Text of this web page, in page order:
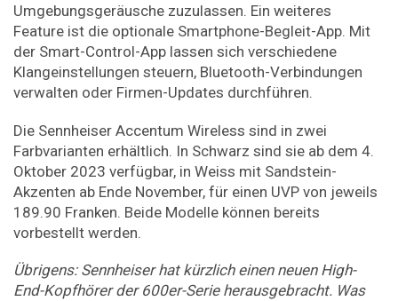
Umgebungsgeräusche zuzulassen. Ein weiteres
Feature ist die optionale Smartphone-Begleit-App. Mit
der Smart-Control-App lassen sich verschiedene
Klangeinstellungen steuern, Bluetooth-Verbindungen
verwalten oder Firmen-Updates durchführen.
Die Sennheiser Accentum Wireless sind in zwei
Farbvarianten erhältlich. In Schwarz sind sie ab dem 4.
Oktober 2023 verfügbar, in Weiss mit Sandstein-
Akzenten ab Ende November, für einen UVP von jeweils
189.90 Franken. Beide Modelle können bereits
vorbestellt werden.
Übrigens: Sennheiser hat kürzlich einen neuen High-
End-Kopfhörer der 600er-Serie herausgebracht. Was